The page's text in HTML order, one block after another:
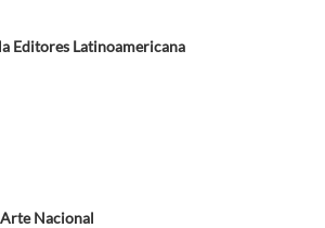
Editores Latinoamericana
Nacional